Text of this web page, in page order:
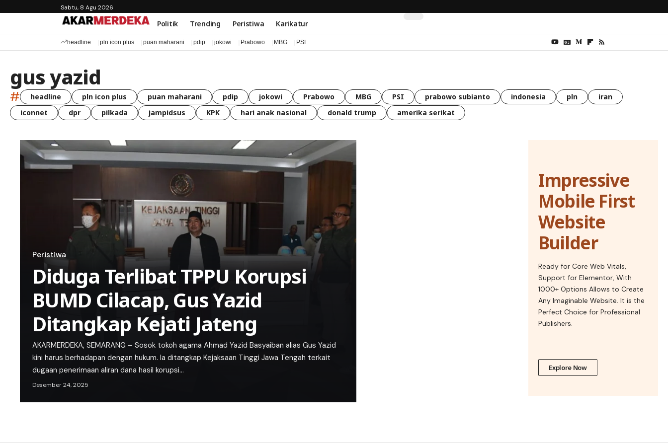
Sabtu, 8 Agu 2026
Politik Trending Peristiwa Karikatur
headline pln icon plus puan maharani pdip jokowi Prabowo MBG PSI
gus yazid
# headline pln icon plus puan maharani pdip jokowi Prabowo MBG PSI prabowo subianto indonesia pln
iran
iconnet
dpr pilkada jampidsus KPK hari anak nasional donald trump amerika serikat
Peristiwa
Diduga Terlibat TPPU Korupsi
BUMD Cilacap, Gus Yazid
Ditangkap Kejati Jateng
AKARMERDEKA, SEMARANG – Sosok tokoh agama Ahmad Yazid Basyaiban alias Gus Yazid
kini harus berhadapan dengan hukum. Ia ditangkap Kejaksaan Tinggi Jawa Tengah terkait
dugaan penerimaan aliran dana hasil korupsi…
Desember 24, 2025
Impressive
Mobile First
Website
Builder
Ready for Core Web Vitals,
Support for Elementor, With
1000+ Options Allows to Create
Any Imaginable Website. It is the
Perfect Choice for Professional
Publishers.
Explore Now